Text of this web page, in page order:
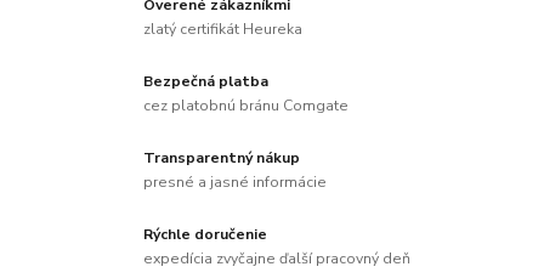
Overené zákazníkmi
zlatý certifikát Heureka
Bezpečná platba
cez platobnú bránu Comgate
Transparentný nákup
presné a jasné informácie
Rýchle doručenie
expedícia zvyčajne ďalší pracovný deň